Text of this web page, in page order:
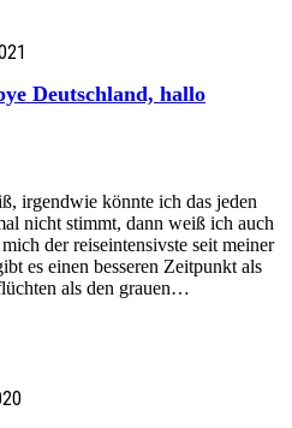
Deutschland, hallo
irgendwie könnte ich das jeden
nicht stimmt, dann weiß ich auch
der reiseintensivste seit meiner
es einen besseren Zeitpunkt als
als den grauen…